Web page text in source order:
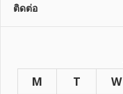
ติดต่อ
M
T W